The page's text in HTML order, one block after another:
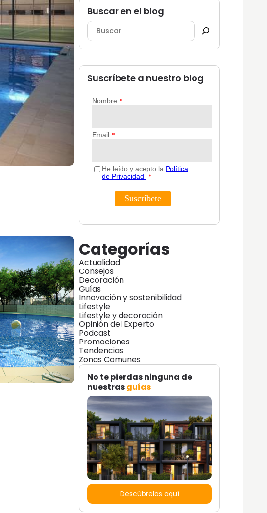
Buscar en el blog
Suscríbete a nuestro blog
Categorías
Actualidad
Consejos
Decoración
Guías
Innovación y sostenibilidad
Lifestyle
Lifestyle y decoración
Opinión del Experto
Podcast
Promociones
Tendencias
Zonas Comunes
No te pierdas ninguna de
nuestrasguías
Descúbrelas aquí